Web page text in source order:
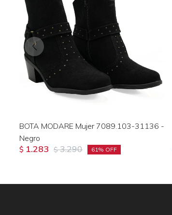
BOTA MODARE Mujer 7089.103-31136 -
Negro
$ 1.283 $ 3.290 61